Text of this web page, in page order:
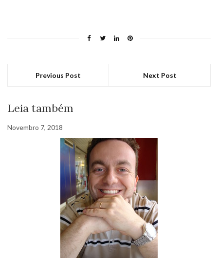
Previous Post Next Post
Leia também
Novembro 7, 2018